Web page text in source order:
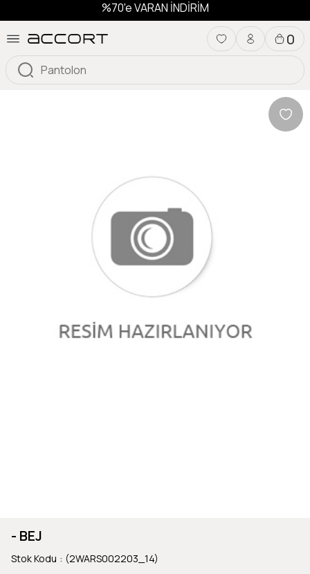
%70'e VARAN İNDİRİM
0
- BEJ
Stok Kodu (2WARS002203_14)